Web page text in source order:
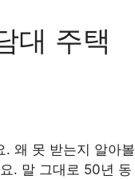
대 주택
. 왜 못 받는지 알아볼
. 말 그대로 50년 동